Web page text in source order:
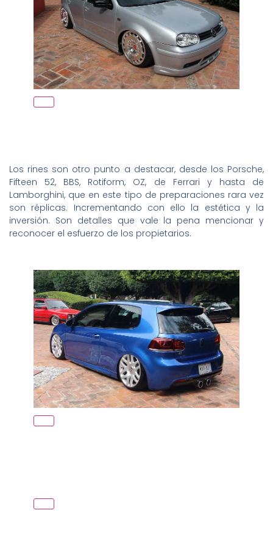
Los rines son otro punto a destacar, desde los Porsche,
Fifteen 52, BBS, Rotiform, OZ, de Ferrari y hasta de
Lamborghini, que en este tipo de preparaciones rara vez
son réplicas. Incrementando con ello la estética y la
inversión. Son detalles que vale la pena mencionar y
reconocer el esfuerzo de los propietarios.